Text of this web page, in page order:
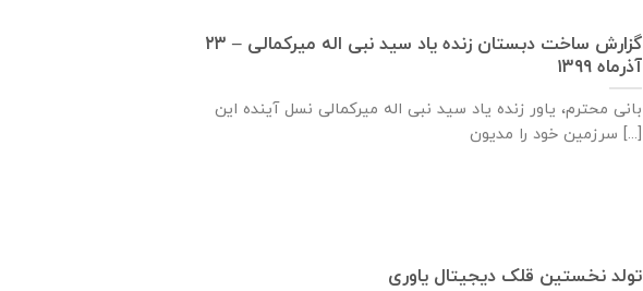
گزارش ساخت دبستان زنده ياد سيد نبی اله ميركمالی – ۲۳
آذر‌ماه ۱۳۹۹
بانی محترم، یاور زنده ياد سيد نبی اله ميركمالی نسل آینده این
سرزمین خود را مدیون [...]
تولد نخستین قلک دیجیتال یاوری